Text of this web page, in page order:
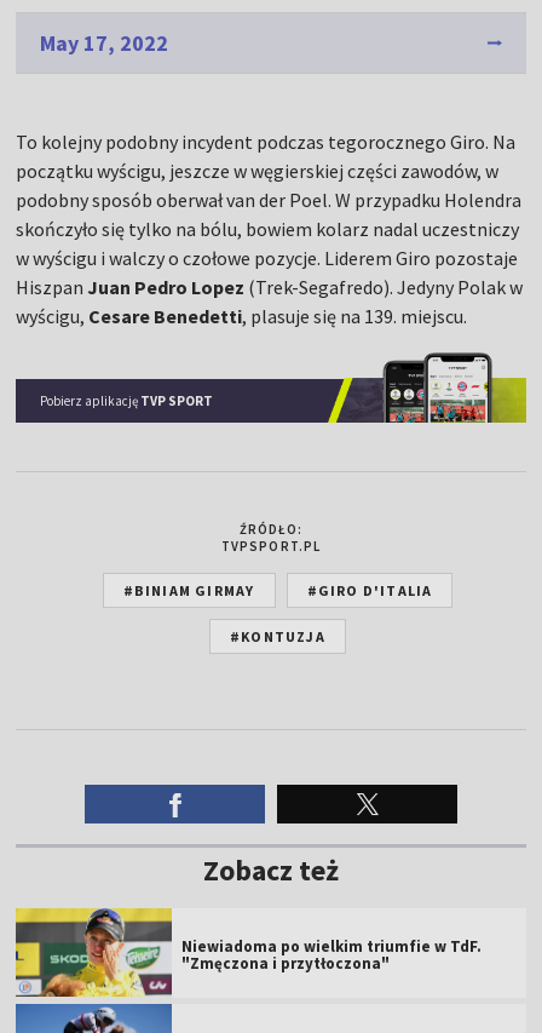
May 17, 2022
To kolejny podobny incydent podczas tegorocznego Giro. Na
początku wyścigu, jeszcze w węgierskiej części zawodów, w
podobny sposób oberwał van der Poel. W przypadku Holendra
skończyło się tylko na bólu, bowiem kolarz nadal uczestniczy
w wyścigu i walczy o czołowe pozycje. Liderem Giro pozostaje
Hiszpan Juan Pedro Lopez (Trek-Segafredo). Jedyny Polak w
wyścigu, Cesare Benedetti, plasuje się na 139. miejscu.
Pobierz aplikację TVP SPORT
ŹRÓDŁO:
TVPSPORT.PL
#BINIAM GIRMAY #GIRO D'ITALIA
#KONTUZJA
Zobacz też
Niewiadoma po wielkim triumfie w TdF.
"Zmęczona i przytłoczona"